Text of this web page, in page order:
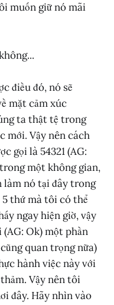
muốn giữ nó mãi
điều đó, nó sẽ
mặt cảm xúc
ta thật tệ trong
mới. Vậy nên cách
gọi là 54321 (AG:
một không gian,
làm nó tại đây trong
5 thứ mà tôi có thể
ngay hiện giờ, vậy
Ok) một phần
quan trọng nữa)
hành việc này với
Vậy nên tôi
đây. Hãy nhìn vào